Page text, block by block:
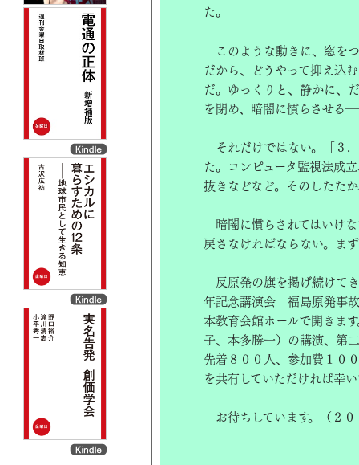
た。
このような動きに、窓を
だから、どうやって抑え込
だ。ゆっくりと、静かに、
を閉め、暗闇に慣らさせる
それだけではない。「３
た。コンピュータ監視法成
抜きなどなど。そのしたた
暗闇に慣らされてはいけ
戻さなければならない。ま
反原発の旗を掲げ続けて
年記念講演会 福島原発事
本教育会館ホールで開きま
子、本多勝一）の講演、第
先着８００人、参加費１０
を共有していただければ幸い
お待ちしています。（２